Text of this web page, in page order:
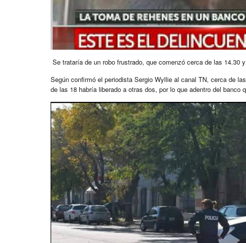
Se trataría de un robo frustrado, que comenzó cerca de las 14.30
Según confirmó el periodista Sergio Wyllie al canal TN, cerca de
de las 18 habría liberado a otras dos, por lo que adentro del banco